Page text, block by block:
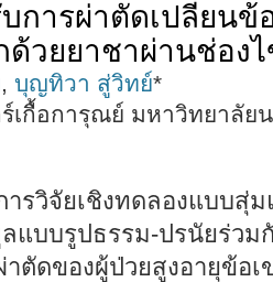
การผ่าตัดเปลี่ยนข้
ด้วยยาชาผ่านช่อง
, บุญทิวา สู่วิทย์*
กื้อการุณย์ มหาวิทยาลัย
ารวิจัยเชิงทดลองแบบ
แบบรูปธรรม-ปรนัยร่ว
าตัดของผู้ป่วยสูงอายุข้อ